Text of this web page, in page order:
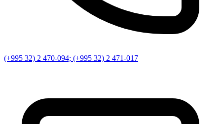
(+995 32) 2 470-094; (+995 32) 2 471-017